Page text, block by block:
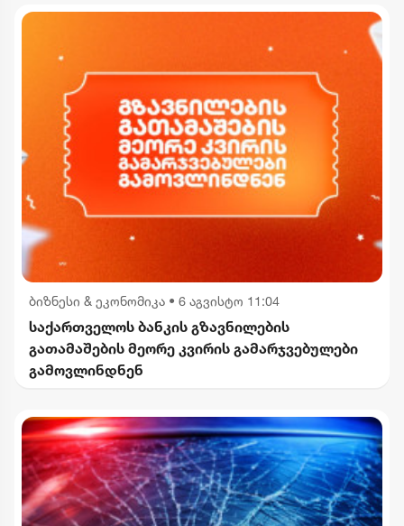
ბიზნესი & ეკონომიკა • 6 აგვისტო 11:04
საქართველოს ბანკის გზავნილების
გათამაშების მეორე კვირის გამარჯვებულები
გამოვლინდნენ